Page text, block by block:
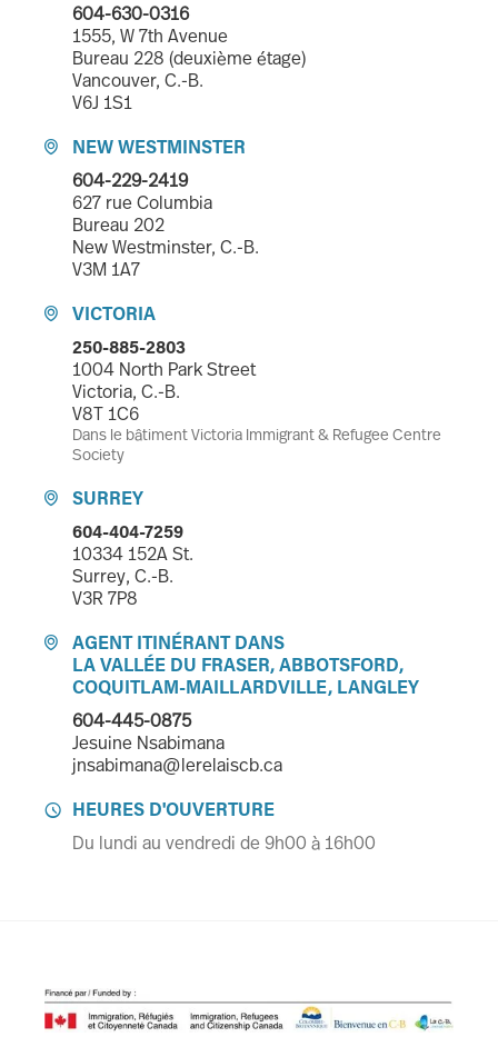
604-630-0316
1555, W 7th Avenue
Bureau 228 (deuxième étage)
Vancouver, C.-B.
V6J 1S1

NEW WESTMINSTER
604-229-2419
627 rue Columbia
Bureau 202
New Westminster, C.-B.
V3M 1A7

VICTORIA
250-885-2803
1004 North Park Street
Victoria, C.-B.
V8T 1C6
Dans le bâtiment Victoria Immigrant & Refugee Centre
Society

SURREY
604-404-7259
10334 152A St.
Surrey, C.-B.
V3R 7P8

AGENT ITINÉRANT DANS
LA VALLÉE DU FRASER, ABBOTSFORD,
COQUITLAM-MAILLARDVILLE, LANGLEY
604-445-0875
Jesuine Nsabimana
jnsabimana@lerelaiscb.ca

HEURES D'OUVERTURE
Du lundi au vendredi de 9h00 à 16h00